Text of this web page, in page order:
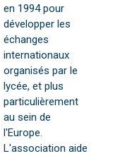
en 1994 pour
développer les
échanges
internationaux
organisés par le
lycée, et plus
particulièrement
au sein de
l'Europe.
L'association aide